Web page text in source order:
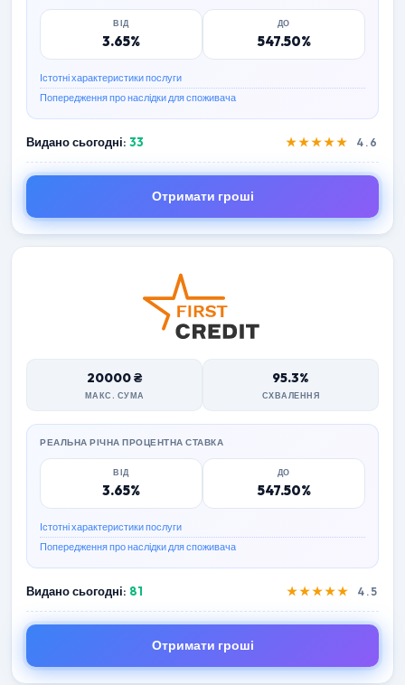
ВІД
3.65%
ДО
547.50%
Істотні характеристики послуги
Попередження про наслідки для споживача
Видано сьогодні: 33 ★★★★★ 4.6
Отримати гроші
20000 ₴
МАКС. СУМА
95.3%
СХВАЛЕННЯ
РЕАЛЬНА РІЧНА ПРОЦЕНТНА СТАВКА
ВІД
3.65%
ДО
547.50%
Істотні характеристики послуги
Попередження про наслідки для споживача
Видано сьогодні: 81 ★★★★★ 4.5
Отримати гроші